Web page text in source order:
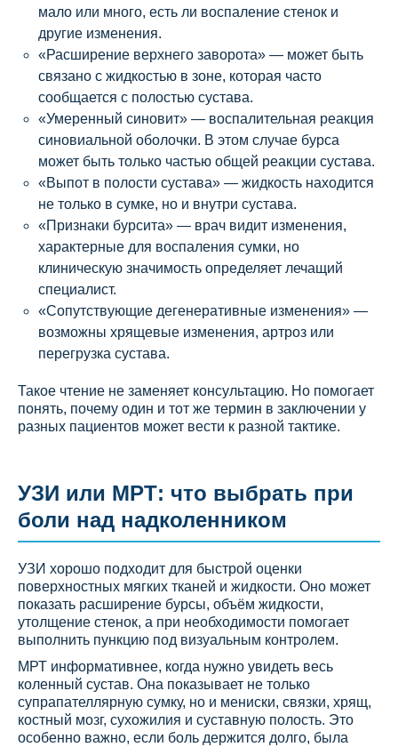
мало или много, есть ли воспаление стенок и
другие изменения.
«Расширение верхнего заворота» — может быть
связано с жидкостью в зоне, которая часто
сообщается с полостью сустава.
«Умеренный синовит» — воспалительная реакция
синовиальной оболочки. В этом случае бурса
может быть только частью общей реакции сустава.
«Выпот в полости сустава» — жидкость находится
не только в сумке, но и внутри сустава.
«Признаки бурсита» — врач видит изменения,
характерные для воспаления сумки, но
клиническую значимость определяет лечащий
специалист.
«Сопутствующие дегенеративные изменения» —
возможны хрящевые изменения, артроз или
перегрузка сустава.
Такое чтение не заменяет консультацию. Но помогает
понять, почему один и тот же термин в заключении у
разных пациентов может вести к разной тактике.
УЗИ или МРТ: что выбрать при
боли над надколенником
УЗИ хорошо подходит для быстрой оценки
поверхностных мягких тканей и жидкости. Оно может
показать расширение бурсы, объём жидкости,
утолщение стенок, а при необходимости помогает
выполнить пункцию под визуальным контролем.
МРТ информативнее, когда нужно увидеть весь
коленный сустав. Она показывает не только
супрапателлярную сумку, но и мениски, связки, хрящ,
костный мозг, сухожилия и суставную полость. Это
особенно важно, если боль держится долго, была